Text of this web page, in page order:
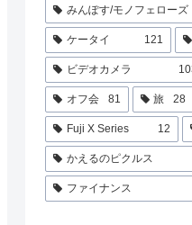
みんぽす/モノフェローズ
ケータイ 121
ビデオカメラ
オフ会 81 旅 28
Fuji X Series 12
かえるのピクルス
ファイナンス